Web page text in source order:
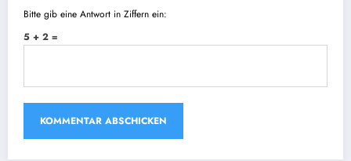
Bitte gib eine Antwort in Ziffern ein:
5 + 2 =